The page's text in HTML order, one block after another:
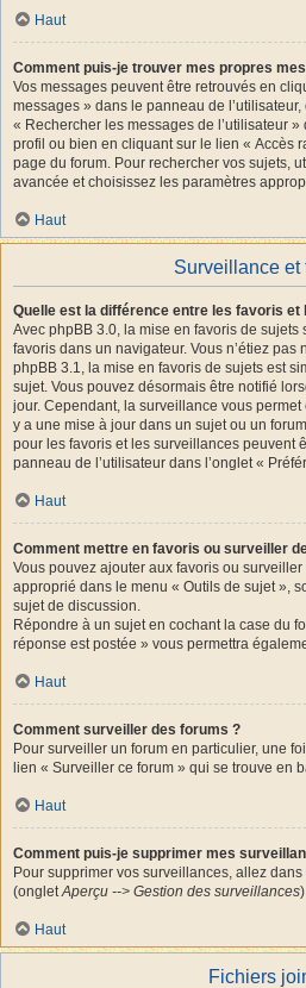
Haut
Comment puis-je trouver mes propres
Vos messages peuvent être retrouvés en
messages » dans le panneau de
« Rechercher les messages de l’utilisateur
profil ou bien en cliquant sur le lien « Accès
page du forum. Pour rechercher vos sujets,
avancée et choisissez les paramètres
Haut
Surveillance et
Quelle est la différence entre les favoris et
Avec phpBB 3.0, la mise en favoris de sujets
favoris dans un navigateur. Vous n’étiez pas
phpBB 3.1, la mise en favoris de sujets est
sujet. Vous pouvez désormais être notifié
jour. Cependant, la surveillance vous permet
y a une mise à jour dans un sujet ou un
pour les favoris et les surveillances peuvent
panneau de l’utilisateur dans l’onglet «
Haut
Comment mettre en favoris ou surveiller
Vous pouvez ajouter aux favoris ou
approprié dans le menu « Outils de sujet »,
sujet de discussion.
Répondre à un sujet en cochant la case du
réponse est postée » vous permettra
Haut
Comment surveiller des forums ?
Pour surveiller un forum en particulier, une
lien « Surveiller ce forum » qui se trouve en
Haut
Comment puis-je supprimer mes
Pour supprimer vos surveillances, allez
(ongletAperçu --> Gestion des surveillances
Haut
Fichiers